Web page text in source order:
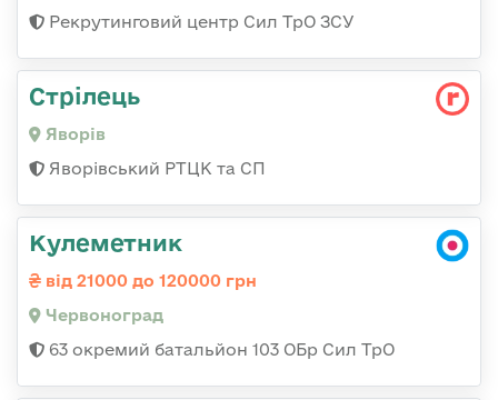
Рекрутинговий центр Сил ТрО ЗСУ
Стрілець
Яворів
Яворівський РТЦК та СП
Кулеметник
від 21000 до 120000 грн
Червоноград
63 окремий батальйон 103 ОБр Сил ТрО